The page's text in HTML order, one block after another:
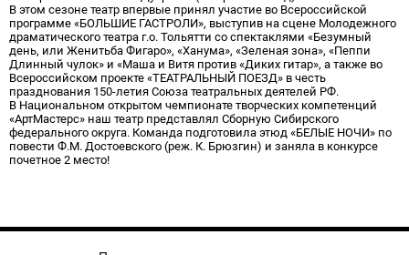
В этом сезоне театр впервые принял участие во Всероссийской
программе «БОЛЬШИЕ ГАСТРОЛИ», выступив на сцене Молодежного
драматического театра г.о. Тольятти со спектаклями «Безумный
день, или Женитьба Фигаро», «Ханума», «Зеленая зона», «Пеппи
Длинный чулок» и «Маша и Витя против «Диких гитар», а также во
Всероссийском проекте «ТЕАТРАЛЬНЫЙ ПОЕЗД» в честь
празднования 150‑летия Союза театральных деятелей РФ.
В Национальном открытом чемпионате творческих компетенций
«АртМастерс» наш театр представлял Сборную Сибирского
федерального округа. Команда подготовила этюд «БЕЛЫЕ НОЧИ» по
повести Ф.М. Достоевского (реж. К. Брюзгин) и заняла в конкурсе
почетное 2 место!